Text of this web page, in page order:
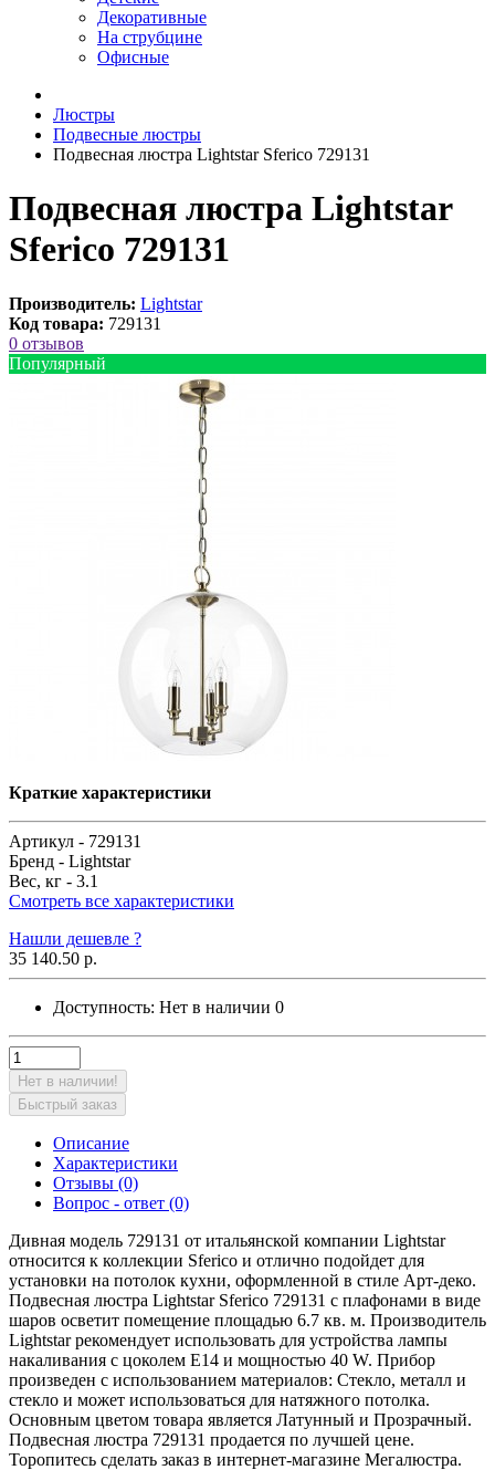
Декоративные
На струбцине
Офисные
Люстры
Подвесные люстры
Подвесная люстра Lightstar Sferico 729131
Подвесная люстра Lightstar
Sferico 729131
Производитель: Lightstar
Код товара: 729131
0 отзывов
Популярный
Краткие характеристики
Артикул - 729131
Бренд - Lightstar
Вес, кг - 3.1
Смотреть все характеристики
Нашли дешевле ?
35 140.50 р.
Доступность: Нет в наличии 0
Нет в наличии!
Быстрый заказ
Описание
Характеристики
Отзывы (0)
Вопрос - ответ (0)
Дивная модель 729131 от итальянской компании Lightstar
относится к коллекции Sferico и отлично подойдет для
установки на потолок кухни, оформленной в стиле Арт-деко.
Подвесная люстра Lightstar Sferico 729131 с плафонами в виде
шаров осветит помещение площадью 6.7 кв. м. Производитель
Lightstar рекомендует использовать для устройства лампы
накаливания с цоколем E14 и мощностью 40 W. Прибор
произведен с использованием материалов: Стекло, металл и
стекло и может использоваться для натяжного потолка.
Основным цветом товара является Латунный и Прозрачный.
Подвесная люстра 729131 продается по лучшей цене.
Торопитесь сделать заказ в интернет-магазине Мегалюстра.